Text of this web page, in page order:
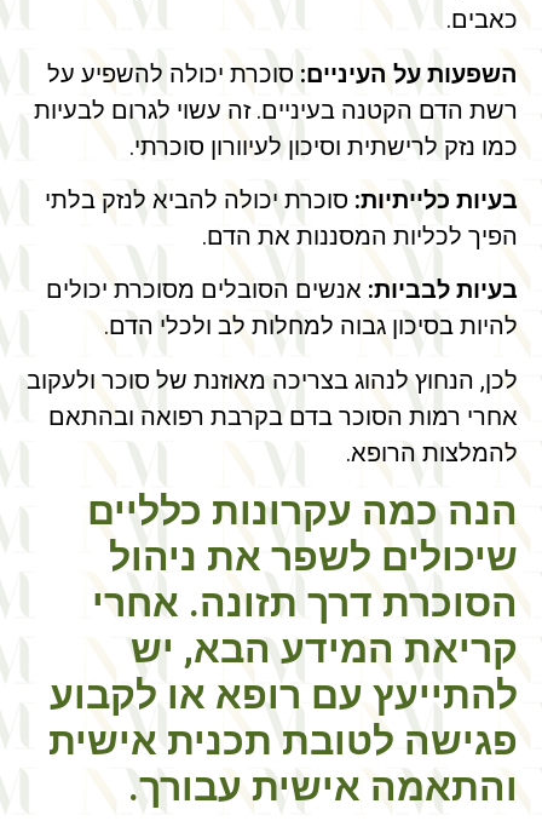
כאבים.
השפעות על העיניים: סוכרת יכולה להשפיע על
רשת הדם הקטנה בעיניים. זה עשוי לגרום לבעיות
כמו נזק לרישתית וסיכון לעיוורון סוכרתי.
בעיות כלייתיות: סוכרת יכולה להביא לנזק בלתי
הפיך לכליות המסננות את הדם.
בעיות לבביות: אנשים הסובלים מסוכרת יכולים
להיות בסיכון גבוה למחלות לב ולכלי הדם.
לכן, הנחוץ לנהוג בצריכה מאוזנת של סוכר ולעקוב
אחרי רמות הסוכר בדם בקרבת רפואה ובהתאם
להמלצות הרופא.
הנה כמה עקרונות כלליים
שיכולים לשפר את ניהול
הסוכרת דרך תזונה. אחרי
קריאת המידע הבא, יש
להתייעץ עם רופא או לקבוע
פגישה לטובת תכנית אישית
והתאמה אישית עבורך.